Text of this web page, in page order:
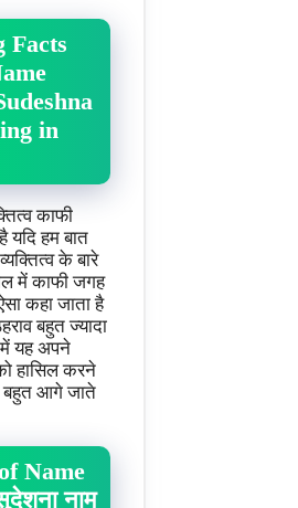
Facts
in
काफी
यदि हम बात
के बारे
में काफी जगह
कहा जाता है
बहुत ज्यादा
यह अपने
हासिल करने
बहुत आगे जाते
Name
नाम